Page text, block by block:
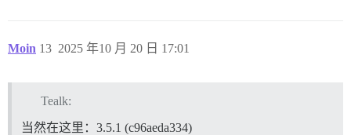
Moin 2025 年10 月 20 日 17:01
13
Tealk:
当然在这里：3.5.1 (c96aeda334)